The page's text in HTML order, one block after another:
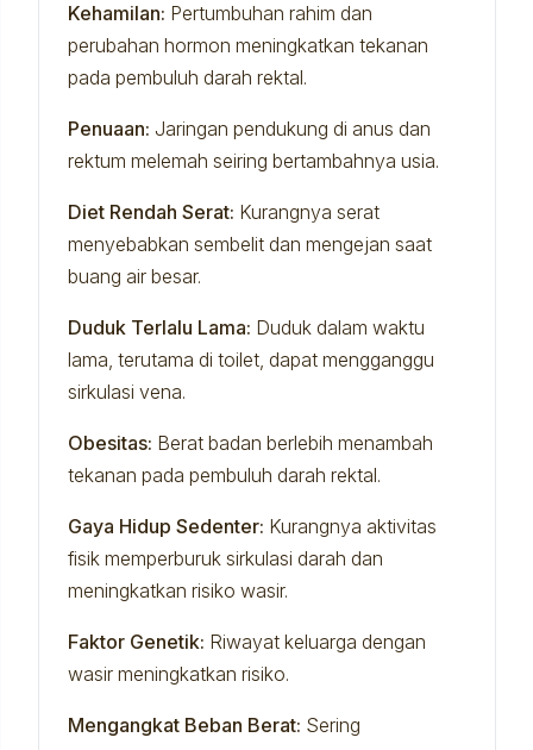
Kehamilan: Pertumbuhan rahim dan
perubahan hormon meningkatkan tekanan
pada pembuluh darah rektal.
Penuaan: Jaringan pendukung di anus dan
rektum melemah seiring bertambahnya usia.
Diet Rendah Serat: Kurangnya serat
menyebabkan sembelit dan mengejan saat
buang air besar.
Duduk Terlalu Lama: Duduk dalam waktu
lama, terutama di toilet, dapat mengganggu
sirkulasi vena.
Obesitas: Berat badan berlebih menambah
tekanan pada pembuluh darah rektal.
Gaya Hidup Sedenter: Kurangnya aktivitas
fisik memperburuk sirkulasi darah dan
meningkatkan risiko wasir.
Faktor Genetik: Riwayat keluarga dengan
wasir meningkatkan risiko.
Mengangkat Beban Berat: Sering